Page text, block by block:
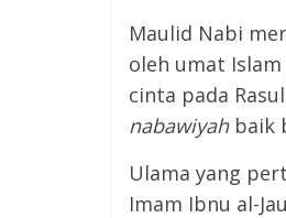
Maulid Nabi
oleh umat
nabawiyah baik
Ulama yang
Imam Ibnu al-